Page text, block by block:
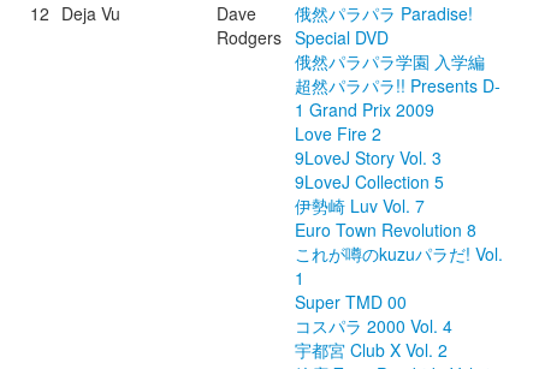
12 Deja Vu
Dave
Rodgers
俄然パラパラ Paradise!
Special DVD
俄然パラパラ学園 入学編
超然パラパラ!! Presents D-
1 Grand Prix 2009
Love Fire 2
9LoveJ Story Vol. 3
9LoveJ Collection 5
伊勢崎 Luv Vol. 7
Euro Town Revolution 8
これが噂のkuzuパラだ! Vol.
1
Super TMD 00
コスパラ 2000 Vol. 4
宇都宮 Club X Vol. 2